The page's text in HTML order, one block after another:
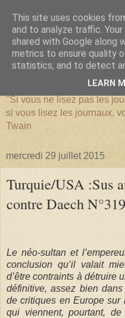
SERIATIM
"Si vous ne lisez pas les
si vous lisez les journaux,
Twain
mercredi 29 juillet 2015
Turquie/USA :Sus
contre Daech
Le néo-sultan et
conclusion qu’il valait
d’être contraints à détruire
définitive, assez bien
de critiques en Europe sur
qui viennent, pourtant,
This site uses cookies
and to analyze traffic.
shared with Google along
metrics to ensure quality
statistics, and to detect
LEARN